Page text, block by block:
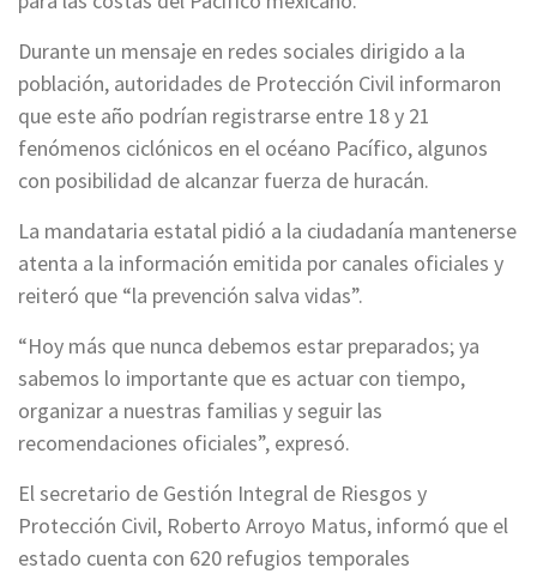
Durante un mensaje en redes sociales dirigido a la
población, autoridades de Protección Civil informaron
que este año podrían registrarse entre 18 y 21
fenómenos ciclónicos en el océano Pacífico, algunos
con posibilidad de alcanzar fuerza de huracán.
La mandataria estatal pidió a la ciudadanía mantenerse
atenta a la información emitida por canales oficiales y
reiteró que “la prevención salva vidas”.
“Hoy más que nunca debemos estar preparados; ya
sabemos lo importante que es actuar con tiempo,
organizar a nuestras familias y seguir las
recomendaciones oficiales”, expresó.
El secretario de Gestión Integral de Riesgos y
Protección Civil, Roberto Arroyo Matus, informó que el
estado cuenta con 620 refugios temporales